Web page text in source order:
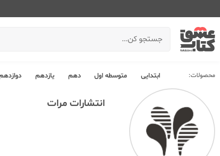
محصولات: ابتدایی متوسطه اول دهم یازدهم
انتشارات مرات